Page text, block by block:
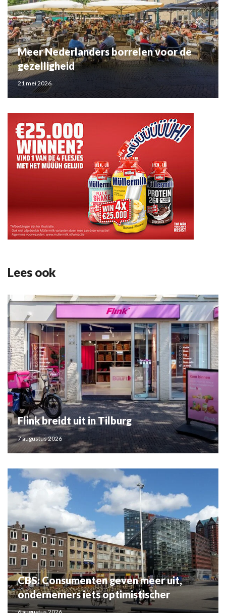
Meer Nederlanders borrelen voor de
gezelligheid
21 mei 2026
Lees ook
Flink breidt uit in Tilburg
7 augustus 2026
CBS: Consumenten geven meer uit,
ondernemers iets optimistischer